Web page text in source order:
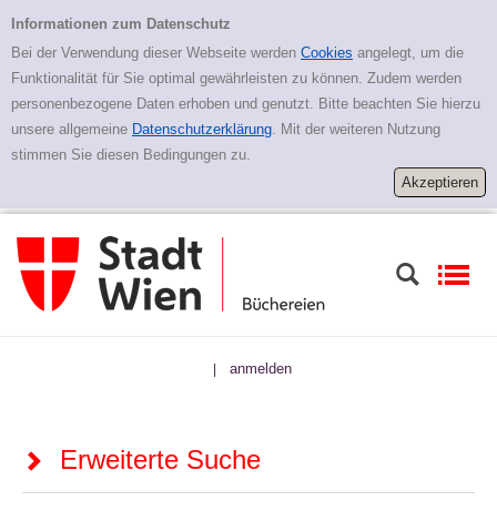
Erweiterte Suche
Informationen zum Datenschutz
Bei der Verwendung dieser Webseite werden Cookies angelegt, um die
Funktionalität für Sie optimal gewährleisten zu können. Zudem werden
personenbezogene Daten erhoben und genutzt. Bitte beachten Sie hierzu
unsere allgemeine Datenschutzerklärung. Mit der weiteren Nutzung
stimmen Sie diesen Bedingungen zu.
| anmelden
Erweiterte Suche